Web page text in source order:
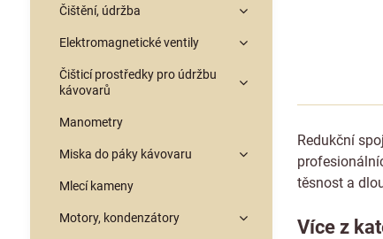
Redukční
těsnost a
Více z
Čištění, údržba
Elektromagnetické ventily
Čišticí prostředky pro údržbu
kávovarů
Manometry
Miska do páky kávovaru
Mlecí kameny
Motory, kondenzátory